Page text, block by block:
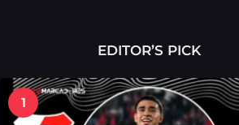
EDITOR’S PICK
1